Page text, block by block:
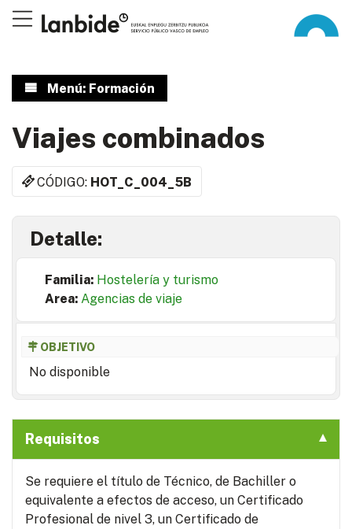
Menú: Formación
Viajes combinados
CÓDIGO: HOT_C_004_5B
Detalle:
Familia: Hostelería y turismo
Area: Agencias de viaje
OBJETIVO
No disponible
Requisitos
Se requiere el título de Técnico, de Bachiller o
equivalente a efectos de acceso, un Certificado
Profesional de nivel 3, un Certificado de